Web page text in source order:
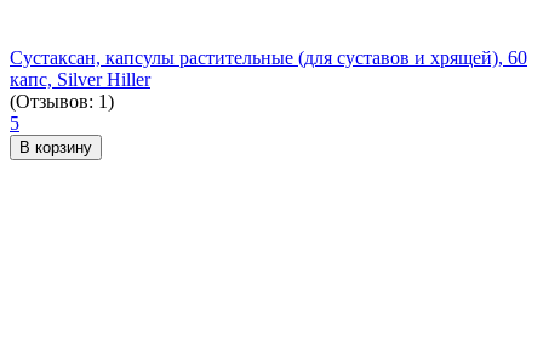
Сустаксан, капсулы растительные (для суставов и хрящей), 60
капс, Silver Hiller
(Отзывов: 1)
5
В корзину